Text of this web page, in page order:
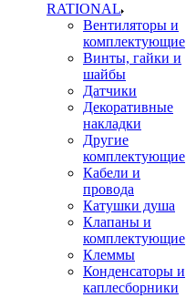
RATIONAL
Вентиляторы и
комплектующие
Винты, гайки и
шайбы
Датчики
Декоративные
накладки
Другие
комплектующие
Кабели и
провода
Катушки душа
Клапаны и
комплектующие
Клеммы
Конденсаторы и
каплесборники